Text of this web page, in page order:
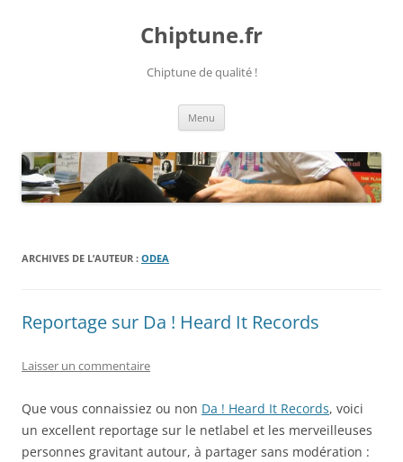
Chiptune.fr
Chiptune de qualité !
Menu
ARCHIVES DE L’AUTEUR : ODEA
Reportage sur Da ! Heard It Records
Laisser un commentaire
Que vous connaissiez ou non Da ! Heard It Records, voici
un excellent reportage sur le netlabel et les merveilleuses
personnes gravitant autour, à partager sans modération :